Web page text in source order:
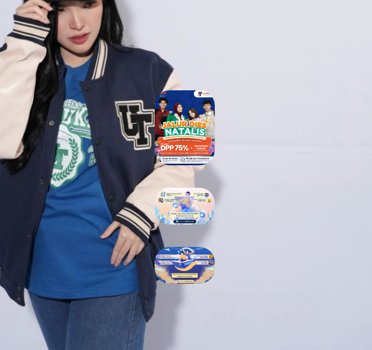
Tidak Lolos UTBK SNBT di PTN?
Jangan Khawatir, Ini Jalan
Terbaikmu untuk Tetap Kuliah
di Kampus Berkualitas
Bimbel UTBK SNBT di Teluk
Bimbel UTBK SNBT di Teluk
Bintuni Gratis Terbaik